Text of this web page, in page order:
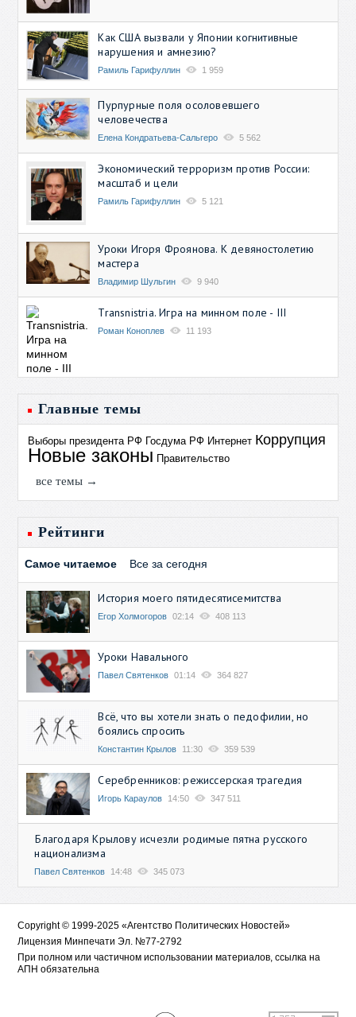
Как США вызвали у Японии когнитивные
нарушения и амнезию?
Рамиль Гарифуллин 1 959
Пурпурные поля осоловевшего
человечества
Елена Кондратьева-Сальгеро 5 562
Экономический терроризм против России:
масштаб и цели
Рамиль Гарифуллин 5 121
Уроки Игоря Фроянова. К девяностолетию
мастера
Владимир Шульгин 9 940
Transnistria. Игра на минном поле - III
Роман Коноплев 11 193
Главные темы
Выборы президента РФ Госдума РФ Интернет Коррупция
Новые законы Правительство
все темы →
Рейтинги
Самое читаемое Все за сегодня
История моего пятидесятисемитства
Егор Холмогоров 02:14 408 113
Уроки Навального
Павел Святенков 01:14 364 827
Всё, что вы хотели знать о педофилии, но
боялись спросить
Константин Крылов 11:30 359 539
Серебренников: режиссерская трагедия
Игорь Караулов 14:50 347 511
Благодаря Крылову исчезли родимые пятна русского
национализма
Павел Святенков 14:48 345 073
Copyright © 1999-2025 «Агентство Политических Новостей»
Лицензия Минпечати Эл. №77-2792
При полном или частичном использовании материалов, ссылка на
АПН обязательна